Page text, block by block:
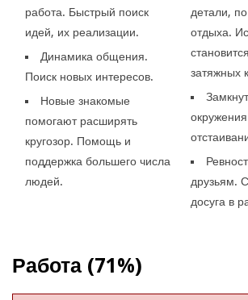
работа. Быстрый поиск
идей, их реализации.
Динамика общения.
Поиск новых интересов.
Новые знакомые
помогают расширять
кругозор. Помощь и
поддержка большего числа
людей.
детали,
отдыха.
затяжных
друзьям.
досуга в
Работа (71%)